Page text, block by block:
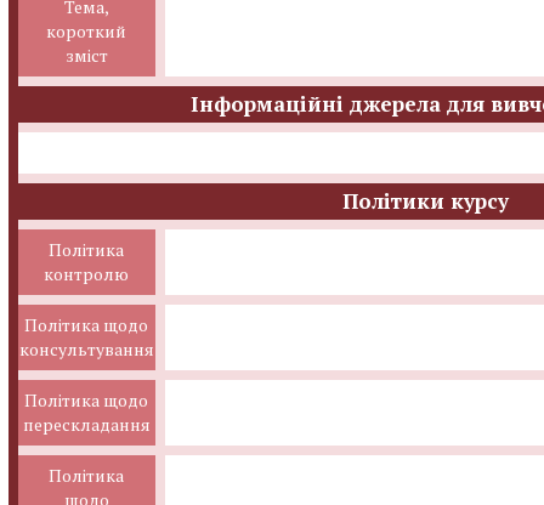
Тема,
короткий
зміст
Інформаційні джерела для
Політики курсу
Політика
контролю
Політика щодо
консультування
Політика щодо
перескладання
Політика
щодо